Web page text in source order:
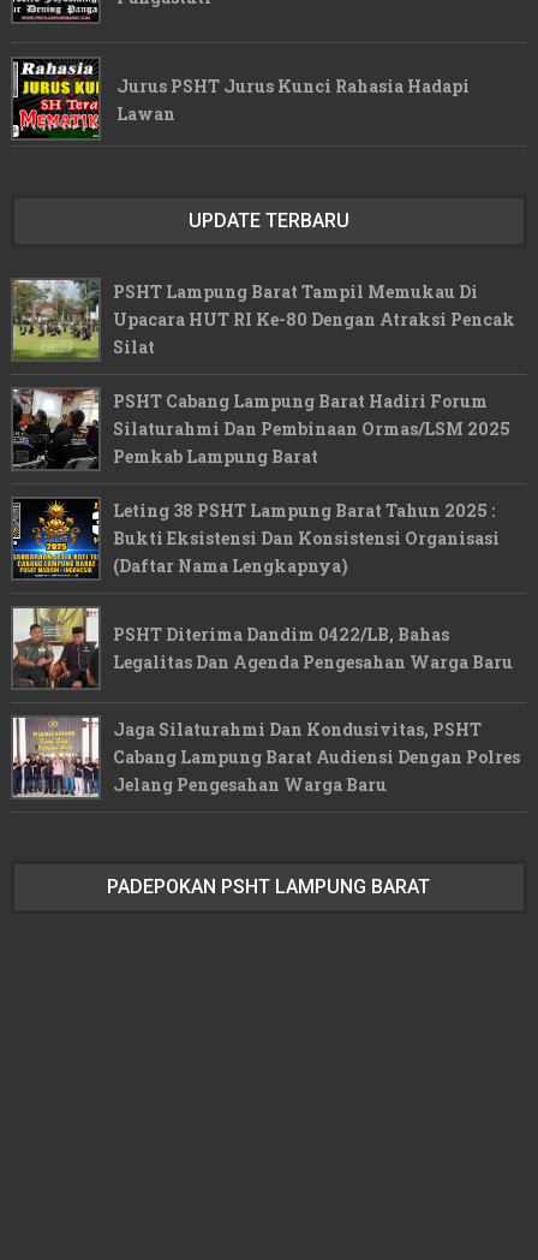
Jurus PSHT Jurus Kunci Rahasia Hadapi
Lawan
UPDATE TERBARU
PSHT Lampung Barat Tampil Memukau Di
Upacara HUT RI Ke-80 Dengan Atraksi Pencak
Silat
PSHT Cabang Lampung Barat Hadiri Forum
Silaturahmi Dan Pembinaan Ormas/LSM 2025
Pemkab Lampung Barat
Leting 38 PSHT Lampung Barat Tahun 2025 :
Bukti Eksistensi Dan Konsistensi Organisasi
(Daftar Nama Lengkapnya)
PSHT Diterima Dandim 0422/LB, Bahas
Legalitas Dan Agenda Pengesahan Warga Baru
Jaga Silaturahmi Dan Kondusivitas, PSHT
Cabang Lampung Barat Audiensi Dengan Polres
Jelang Pengesahan Warga Baru
PADEPOKAN PSHT LAMPUNG BARAT